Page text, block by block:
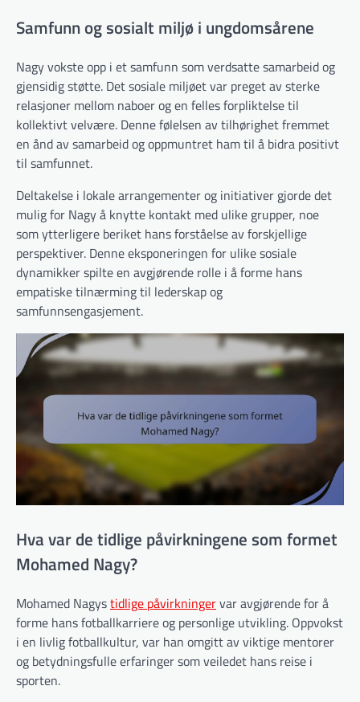
Samfunn og sosialt miljø i ungdomsårene
Nagy vokste opp i et samfunn som verdsatte samarbeid og
gjensidig støtte. Det sosiale miljøet var preget av sterke
relasjoner mellom naboer og en felles forpliktelse til
kollektivt velvære. Denne følelsen av tilhørighet fremmet
en ånd av samarbeid og oppmuntret ham til å bidra positivt
til samfunnet.
Deltakelse i lokale arrangementer og initiativer gjorde det
mulig for Nagy å knytte kontakt med ulike grupper, noe
som ytterligere beriket hans forståelse av forskjellige
perspektiver. Denne eksponeringen for ulike sosiale
dynamikker spilte en avgjørende rolle i å forme hans
empatiske tilnærming til lederskap og
samfunnsengasjement.
Hva var de tidlige påvirkningene som formet
Mohamed Nagy?
Mohamed Nagystidlige påvirkningervar avgjørende for å
forme hans fotballkarriere og personlige utvikling. Oppvokst
i en livlig fotballkultur, var han omgitt av viktige mentorer
og betydningsfulle erfaringer som veiledet hans reise i
sporten.